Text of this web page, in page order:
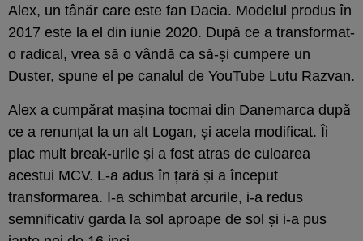
Alex, un tânăr care este fan Dacia. Modelul produs în
2017 este la el din iunie 2020. După ce a transformat-
o radical, vrea să o vândă ca să-și cumpere un
Duster, spune el pe canalul de YouTube Lutu Razvan.
Alex a cumpărat mașina tocmai din Danemarca după
ce a renunțat la un alt Logan, și acela modificat. Îi
plac mult break-urile și a fost atras de culoarea
acestui MCV. L-a adus în țară și a început
transformarea. I-a schimbat arcurile, i-a redus
semnificativ garda la sol aproape de sol și i-a pus